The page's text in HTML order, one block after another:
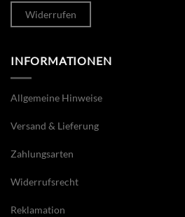
Widerrufen
INFORMATIONEN
Allgemeine Hinweise
Versand & Lieferung
Zahlungsarten
Widerrufsrecht
Reklamation